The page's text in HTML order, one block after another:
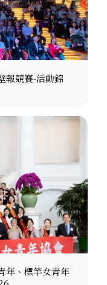
報競賽-活動錦
年、標竿女青年